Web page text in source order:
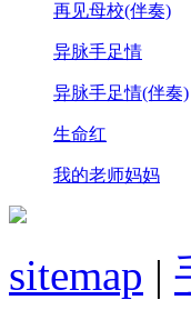
再见母校(伴奏)
异脉手足情
异脉手足情(伴奏)
生命红
我的老师妈妈
sitemap |